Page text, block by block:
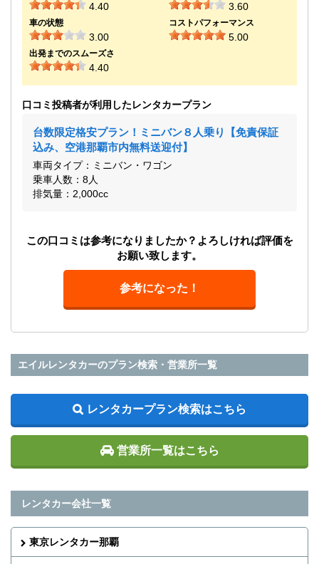
4.40 3.60
車の状態
3.00
コストパフォーマンス
5.00
出発までのスムーズさ
4.40
口コミ投稿者が利用したレンタカープラン
台数限定格安プラン！ミニバン８人乗り【免責保証
込み、空港那覇市内無料送迎付】
車両タイプ：ミニバン・ワゴン
乗車人数：8人
排気量：2,000cc
この口コミは参考になりましたか？よろしければ評価を
お願い致します。
参考になった！
エイルレンタカーのプラン検索・営業所一覧
レンタカープラン検索はこちら
営業所一覧はこちら
レンタカー会社一覧
東京レンタカー那覇